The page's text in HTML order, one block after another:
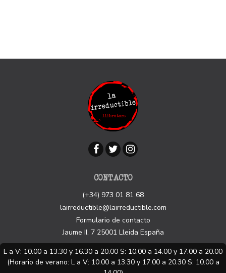
CONTACTO
(+34) 973 01 81 68
lairreductible@lairreductible.com
Formulario de contacto
Jaume II, 7 25001 Lleida España
L a V: 10.00 a 13.30 y 16.30 a 20.00 S: 10.00 a 14.00 y 17.00 a 20.00
(Horario de verano: L a V: 10.00 a 13.30 y 17.00 a 20.30 S: 10.00 a